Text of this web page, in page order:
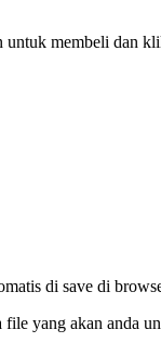
untuk membeli dan
di save di
yang akan